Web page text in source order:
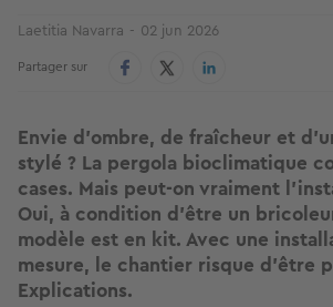
Laetitia Navarra 02 jun 2026
Partager sur
Envie d’ombre, de fraîcheur et
stylé ? La pergola bioclimatique
cases. Mais peut-on vraiment
Oui, à condition d’être un
modèle est en kit. Avec une
mesure, le chantier risque d'être
Explications.